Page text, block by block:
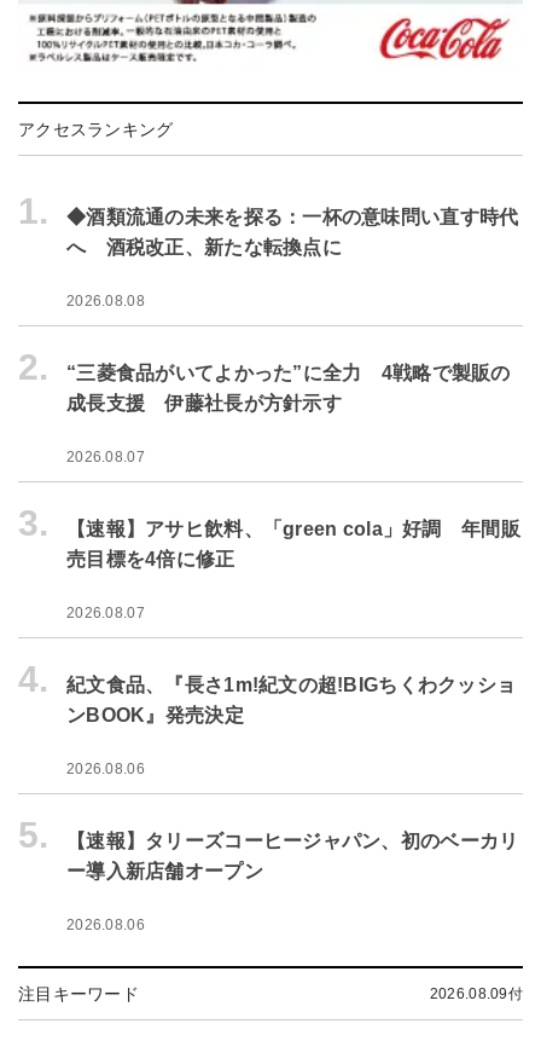
アクセスランキング
1.
◆酒類流通の未来を探る：一杯の意味問い直す時代
へ 酒税改正、新たな転換点に
2026.08.08
2.
“三菱食品がいてよかった”に全力 4戦略で製販の
成長支援 伊藤社長が方針示す
2026.08.07
3.
【速報】アサヒ飲料、「green cola」好調 年間販
売目標を4倍に修正
2026.08.07
4.
紀文食品、『長さ1m!紀文の超!BIGちくわクッショ
ンBOOK』発売決定
2026.08.06
5.
【速報】タリーズコーヒージャパン、初のベーカリ
ー導入新店舗オープン
2026.08.06
注目キーワード 2026.08.09付